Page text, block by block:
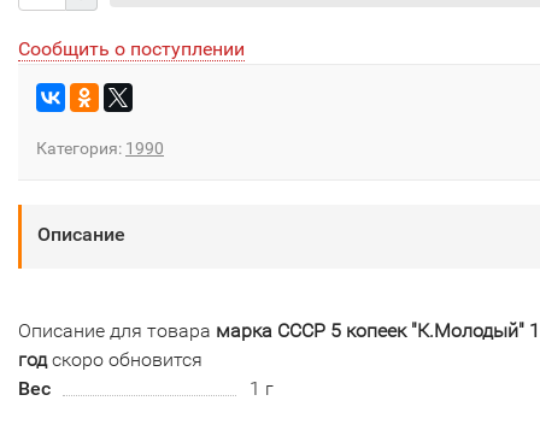
Сообщить о поступлении
Категория: 1990
Описание
Описание для товара марка СССР 5 копеек "К.Молодый"
годскоро обновится
Вес
1 г